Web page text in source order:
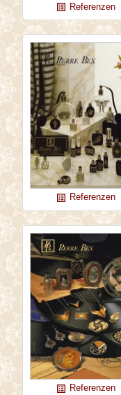
list_alt Referenzen
list_alt Referenzen
list_alt Referenzen